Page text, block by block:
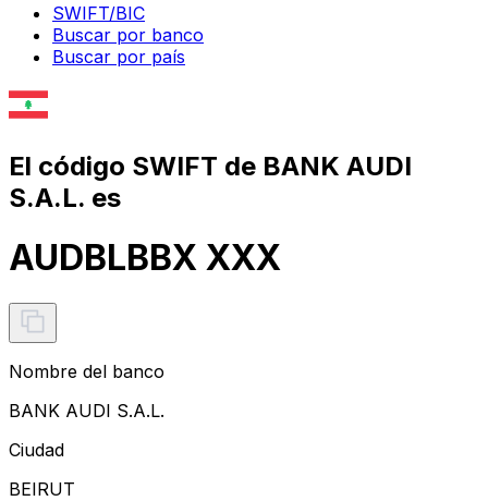
SWIFT/BIC
Buscar por banco
Buscar por país
El código SWIFT de BANK AUDI
S.A.L. es
AUDBLBBX XXX
Nombre del banco
BANK AUDI S.A.L.
Ciudad
BEIRUT